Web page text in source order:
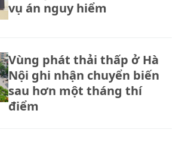
vụ án nguy hiểm
Vùng phát thải thấp ở Hà
Nội ghi nhận chuyển biến
sau hơn một tháng thí
điểm